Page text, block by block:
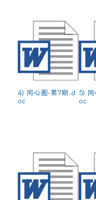
4) 同心圓-第7期.d
oc
5)
oc